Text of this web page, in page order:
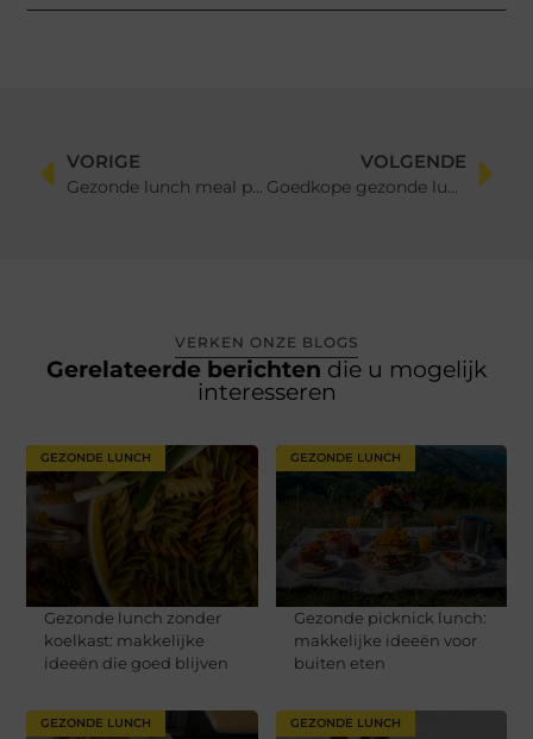
VORIGE VOLGENDE
VERKEN ONZE BLOGS
Gerelateerde berichten die u mogelijk
interesseren
GEZONDE LUNCH
Gezonde lunch zonder
koelkast: makkelijke
ideeën die goed blijven
GEZONDE LUNCH
Gezonde picknick lunch:
makkelijke ideeën voor
buiten eten
GEZONDE LUNCH GEZONDE LUNCH